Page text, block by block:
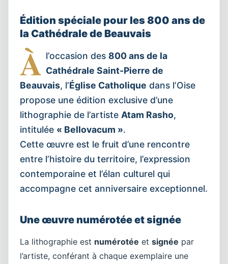
Édition spéciale pour les 800 ans de
la Cathédrale de Beauvais
À l’occasion des800 ans de la
Cathédrale Saint-Pierre de
Beauvais, l’Église Catholique dans l’Oise
propose une édition exclusive d’une
lithographie de l’artiste Atam Rasho,
intitulée « Bellovacum ».
Cette œuvre est le fruit d’une rencontre
entre l’histoire du territoire, l’expression
contemporaine et l’élan culturel qui
accompagne cet anniversaire exceptionnel.
Une œuvre numérotée et signée
La lithographie est numérotée et signée par
l’artiste, conférant à chaque exemplaire une